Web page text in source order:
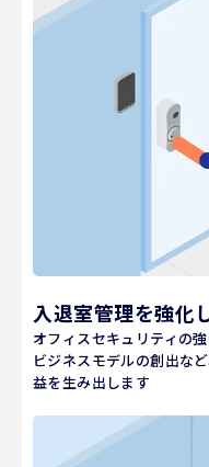
入退室管理を強化
オフィスセキュリティの
ビジネスモデルの創出な
益を生み出します